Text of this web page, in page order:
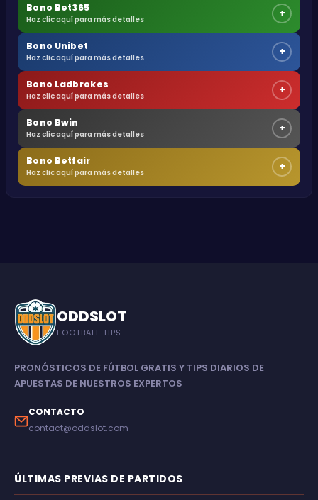
Bono Bet365
Haz clic aquí para más detalles +
Bono Unibet
Haz clic aquí para más detalles +
Bono Ladbrokes
Haz clic aquí para más detalles +
Bono Bwin
Haz clic aquí para más detalles +
Bono Betfair
Haz clic aquí para más detalles +
ODDSLOT
FOOTBALL TIPS
PRONÓSTICOS DE FÚTBOL GRATIS Y TIPS DIARIOS DE
APUESTAS DE NUESTROS EXPERTOS
CONTACTO
contact@oddslot.com
ÚLTIMAS PREVIAS DE PARTIDOS